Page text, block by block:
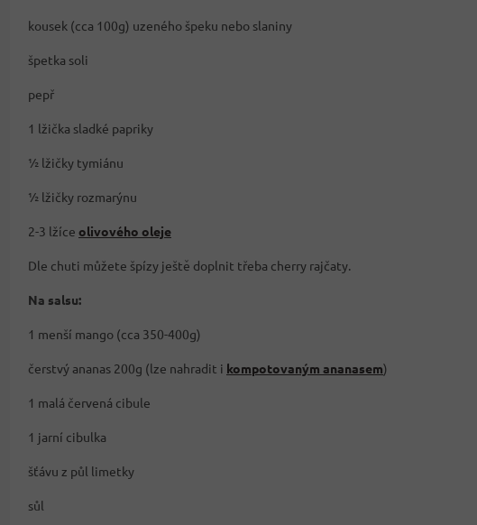
kousek (cca 100g) uzeného špeku nebo slaniny
špetka soli
pepř
1 lžička sladké papriky
½ lžičky tymiánu
½ lžičky rozmarýnu
2-3 lžíce olivového oleje
Dle chuti můžete špízy ještě doplnit třeba cherry rajčaty.
Na salsu:
1 menší mango (cca 350-400g)
čerstvý ananas 200g (lze nahradit i kompotovaným ananasem)
1 malá červená cibule
1 jarní cibulka
šťávu z půl limetky
sůl